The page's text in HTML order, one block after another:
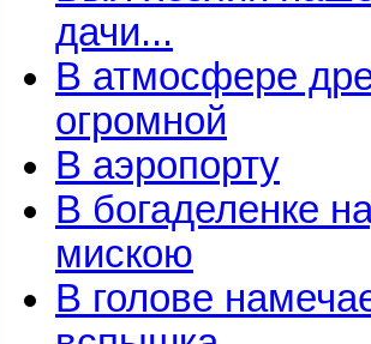
дачи...
В атмосфере
огромной
В аэропорту
В богаделенке
мискою
В голове